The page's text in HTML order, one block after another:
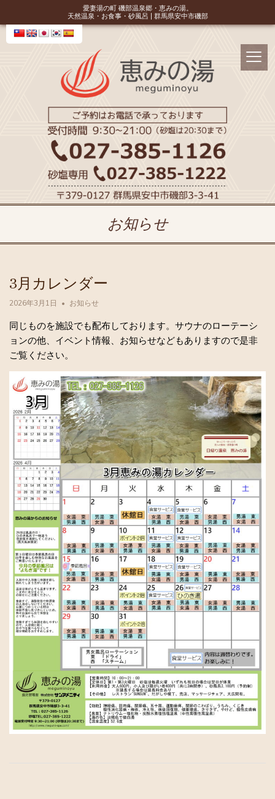
愛妻湯の町 磯部温泉郷・恵みの湯。
天然温泉・お食事・砂風呂 | 群馬県安中市磯部
お知らせ
3月カレンダー
2026年3月1日 お知らせ
同じものを施設でも配布しております。サウナのローテーシ
ョンの他、イベント情報、お知らせなどもありますので是非
ご覧ください。